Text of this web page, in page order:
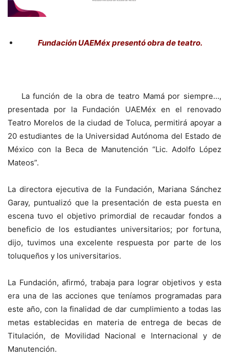
Fundación UAEMéx presentó obra de teatro.
La función de la obra de teatro Mamá por siempre…,
presentada por la Fundación UAEMéx en el renovado
Teatro Morelos de la ciudad de Toluca, permitirá apoyar a
20 estudiantes de la Universidad Autónoma del Estado de
México con la Beca de Manutención “Lic. Adolfo López
Mateos”.
La directora ejecutiva de la Fundación, Mariana Sánchez
Garay, puntualizó que la presentación de esta puesta en
escena tuvo el objetivo primordial de recaudar fondos a
beneficio de los estudiantes universitarios; por fortuna,
dijo, tuvimos una excelente respuesta por parte de los
toluqueños y los universitarios.
La Fundación, afirmó, trabaja para lograr objetivos y esta
era una de las acciones que teníamos programadas para
este año, con la finalidad de dar cumplimiento a todas las
metas establecidas en materia de entrega de becas de
Titulación, de Movilidad Nacional e Internacional y de
Manutención.